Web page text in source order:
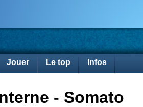
Jouer Le top Infos
- Somato